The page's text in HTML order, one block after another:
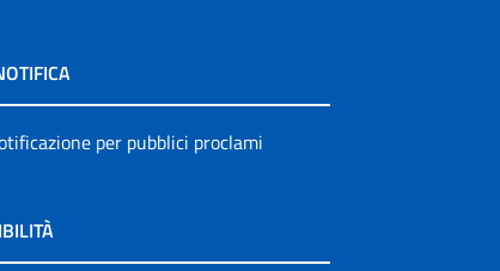
per pubblici proclami